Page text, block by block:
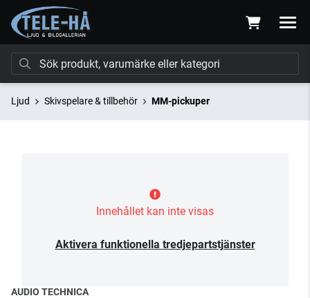
Ljud Skivspelare & tillbehör MM-pickuper
Innehållet kan inte visas
Aktivera funktionella tredjepartstjänster
AUDIO TECHNICA